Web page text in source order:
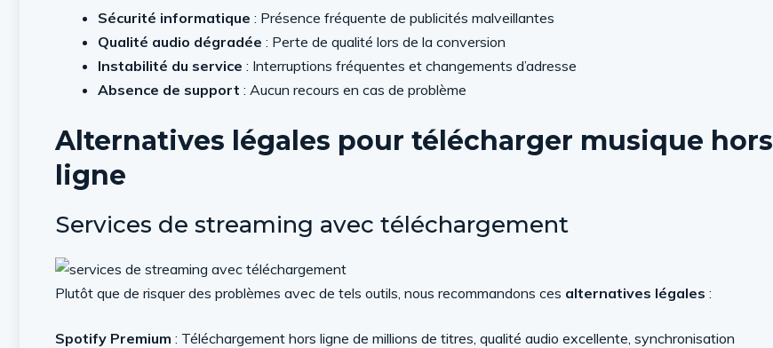
Sécurité informatique : Présence fréquente de publicités malveillantes
Qualité audio dégradée : Perte de qualité lors de la conversion
Instabilité du service : Interruptions fréquentes et changements d’adresse
Absence de support : Aucun recours en cas de problème
Alternatives légales pour télécharger musique hors
ligne
Services de streaming avec téléchargement
Plutôt que de risquer des problèmes avec de tels outils, nous recommandons ces alternatives légales :
Spotify Premium : Téléchargement hors ligne de millions de titres, qualité audio excellente, synchronisation